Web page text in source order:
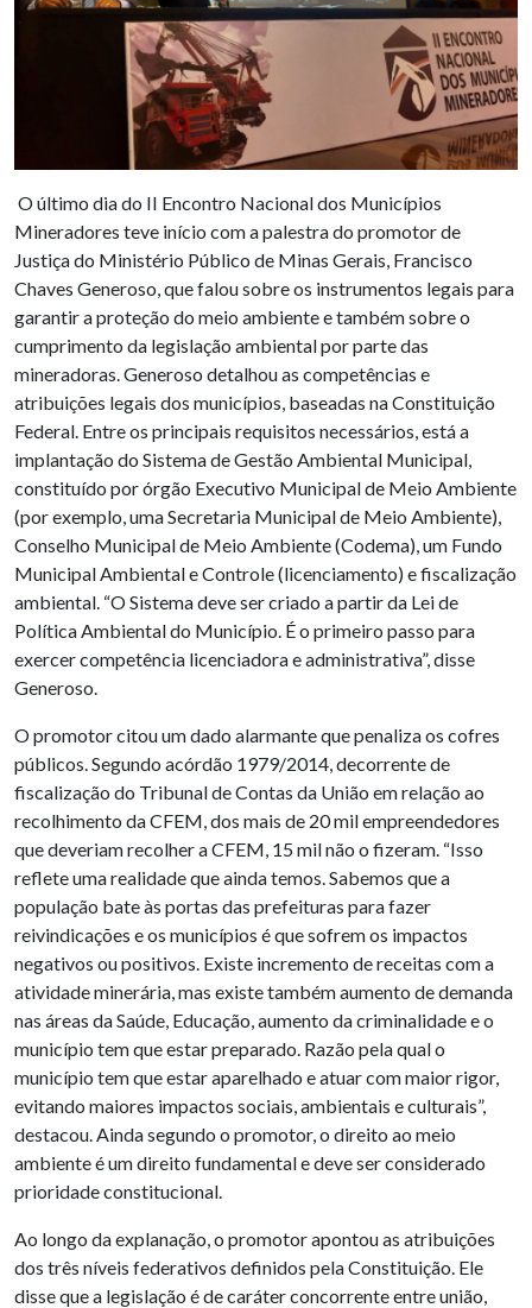
O último dia do II Encontro Nacional dos Municípios
Mineradores teve início com a palestra do promotor de
Justiça do Ministério Público de Minas Gerais, Francisco
Chaves Generoso, que falou sobre os instrumentos legais para
garantir a proteção do meio ambiente e também sobre o
cumprimento da legislação ambiental por parte das
mineradoras. Generoso detalhou as competências e
atribuições legais dos municípios, baseadas na Constituição
Federal. Entre os principais requisitos necessários, está a
implantação do Sistema de Gestão Ambiental Municipal,
constituído por órgão Executivo Municipal de Meio Ambiente
(por exemplo, uma Secretaria Municipal de Meio Ambiente),
Conselho Municipal de Meio Ambiente (Codema), um Fundo
Municipal Ambiental e Controle (licenciamento) e fiscalização
ambiental. “O Sistema deve ser criado a partir da Lei de
Política Ambiental do Município. É o primeiro passo para
exercer competência licenciadora e administrativa”, disse
Generoso.
O promotor citou um dado alarmante que penaliza os cofres
públicos. Segundo acórdão 1979/2014, decorrente de
fiscalização do Tribunal de Contas da União em relação ao
recolhimento da CFEM, dos mais de 20 mil empreendedores
que deveriam recolher a CFEM, 15 mil não o fizeram. “Isso
reflete uma realidade que ainda temos. Sabemos que a
população bate às portas das prefeituras para fazer
reivindicações e os municípios é que sofrem os impactos
negativos ou positivos. Existe incremento de receitas com a
atividade minerária, mas existe também aumento de demanda
nas áreas da Saúde, Educação, aumento da criminalidade e o
município tem que estar preparado. Razão pela qual o
município tem que estar aparelhado e atuar com maior rigor,
evitando maiores impactos sociais, ambientais e culturais”,
destacou. Ainda segundo o promotor, o direito ao meio
ambiente é um direito fundamental e deve ser considerado
prioridade constitucional.
Ao longo da explanação, o promotor apontou as atribuições
dos três níveis federativos definidos pela Constituição. Ele
disse que a legislação é de caráter concorrente entre união,